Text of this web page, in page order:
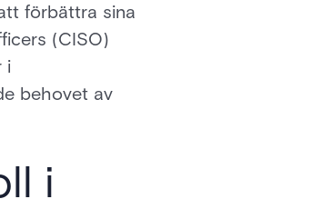
förbättra sina
(CISO)
i
behovet av
i